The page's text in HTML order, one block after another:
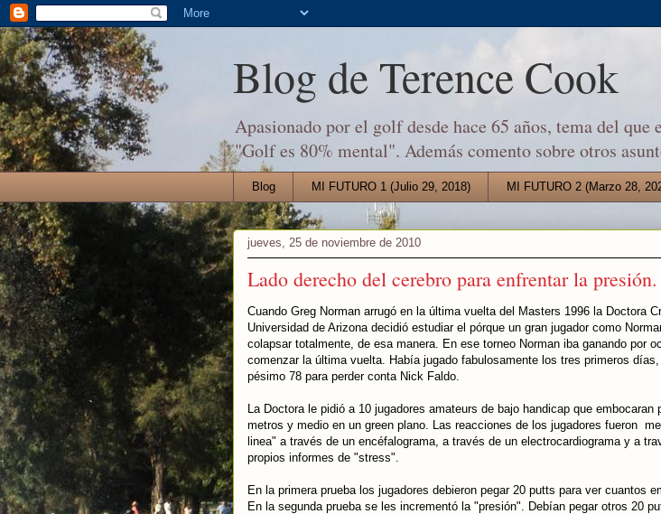
Blog de Terence Cook
Apasionado por el golf desde hace 65 años, tema del
"Golf es 80% mental". Además comento sobre otros
Blog MI FUTURO 1 (Julio 29, 2018) MI FUTURO 2 (Marzo 28,
jueves, 25 de noviembre de 2010
Lado derecho del cerebro para enfrentar la presión.
Cuando Greg Norman arrugó en la última vuelta del Masters 1996 la Doctora
Universidad de Arizona decidió estudiar el pórque un gran jugador como
colapsar totalmente, de esa manera. En ese torneo Norman iba ganando por
comenzar la última vuelta. Había jugado fabulosamente los tres primeros
pésimo 78 para perder conta Nick Faldo.
La Doctora le pidió a 10 jugadores amateurs de bajo handicap que embocaran
metros y medio en un green plano. Las reacciones de los jugadores fueron
linea" a través de un encéfalograma, a través de un electrocardiograma y a
propios informes de "stress".
En la primera prueba los jugadores debieron pegar 20 putts para ver cuantos
En la segunda prueba se les incrementó la "presión". Debían pegar otros 20